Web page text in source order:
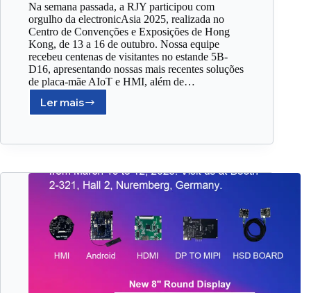
Na semana passada, a RJY participou com
orgulho da electronicAsia 2025, realizada no
Centro de Convenções e Exposições de Hong
Kong, de 13 a 16 de outubro. Nossa equipe
recebeu centenas de visitantes no estande 5B-
D16, apresentando nossas mais recentes soluções
de placa-mãe AIoT e HMI, além de…
Ler mais